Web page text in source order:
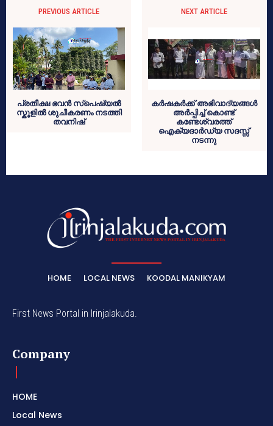
PREVIOUS ARTICLE
പ്രതീക്ഷ ഭവൻ സ്പെഷ്യൽ
സ്കൂളിൽ ശുചീകരണം നടത്തി
തവനിഷ്
NEXT ARTICLE
കർഷകർക്ക് അഭിവാദ്യങ്ങൾ
അർപ്പിച്ച് കൊണ്ട്
കണ്ടേശ്വരത്ത്
ഐക്യദാർഡ്യ സദസ്സ്
നടന്നു
HOME LOCAL NEWS KOODAL MANIKYAM
First News Portal in Irinjalakuda.
Company
HOME
Local News